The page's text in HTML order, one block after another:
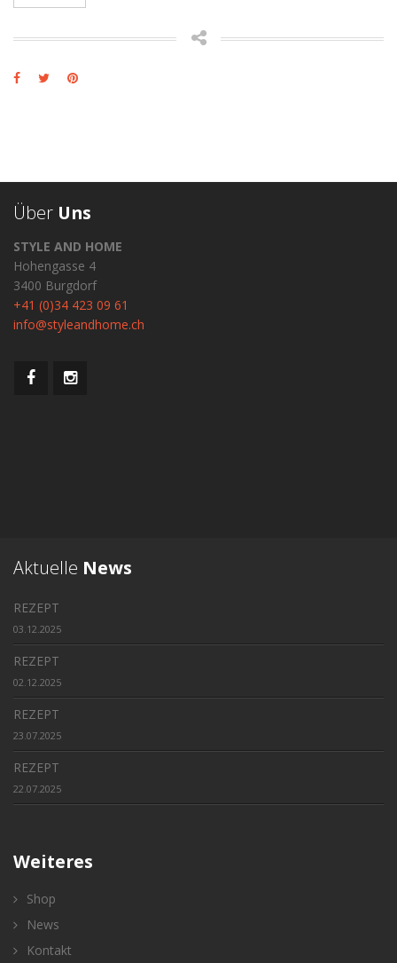
Über Uns
STYLE AND HOME
Hohengasse 4
3400 Burgdorf
+41 (0)34 423 09 61
info@styleandhome.ch
Aktuelle News
REZEPT
03.12.2025
REZEPT
02.12.2025
REZEPT
23.07.2025
REZEPT
22.07.2025
Weiteres
Shop
News
Kontakt